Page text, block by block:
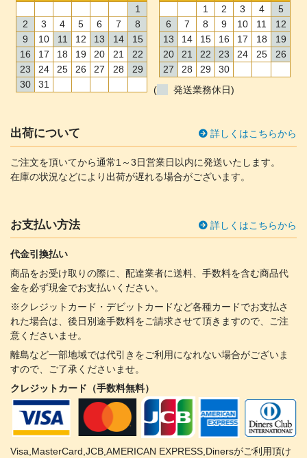
1
2
3 4 5 6 7
8
9
10 11 12 13 14
15
16
17 18 19 20 21
22
23
24 25 26 27 28
29
30
31
1
2 3 4
5
6
7 8 9 10 11
12
13
14 15 16 17 18
19
20
21 22 23 24 25
26
27
28 29
30
(
発送業務休日)
出荷について 詳しくはこちらから
ご注文を頂いてから通常1～3日営業日以内に発送いたします。
在庫の状況などにより出荷が遅れる場合がございます。
お支払い方法 詳しくはこちらから
代金引換払い
商品をお受け取りの際に、配達業者に送料、手数料を含む商品代
金を必ず現金でお支払いください。
※クレジットカード・デビットカードなど各種カードでお支払さ
れた場合は、後日別途手数料をご請求させて頂きますので、ご注
意くださいませ。
離島など一部地域では代引きをご利用になれない場合がございま
すので、ご了承くださいませ。
クレジットカード（手数料無料）
Visa,MasterCard,JCB,AMERICAN EXPRESS,Dinersがご利用頂け